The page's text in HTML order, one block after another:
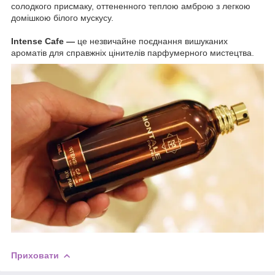
солодкого присмаку, оттененного теплою амброю з легкою
домішкою білого мускусу.
Intense Cafe — це незвичайне поєднання вишуканих
ароматів для справжніх цінителів парфумерного мистецтва.
Приховати